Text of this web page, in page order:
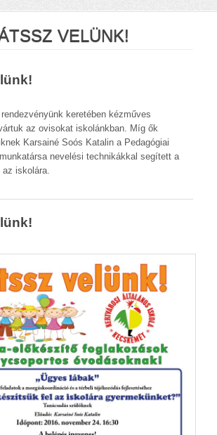
VELÜNK!
keretében kézműves
az ovisokat iskolánkban. Míg ők
Karsainé Soós Katalin a Pedagógiai
nevelési technikákkal segített a
iskolára.